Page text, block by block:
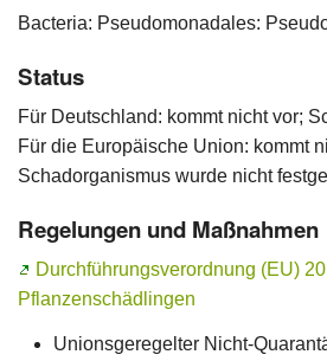
Regelungen/Standards
Ansprechpersonen
Bacteria: Pseudomonadales:
Status
Für Deutschland: kommt nicht vor;
Für die Europäische Union: kommt
Schadorganismus wurde nicht
Regelungen und Maßnahmen
Durchführungsverordnung (EU)
Pflanzenschädlingen
Unionsgeregelter Nicht-